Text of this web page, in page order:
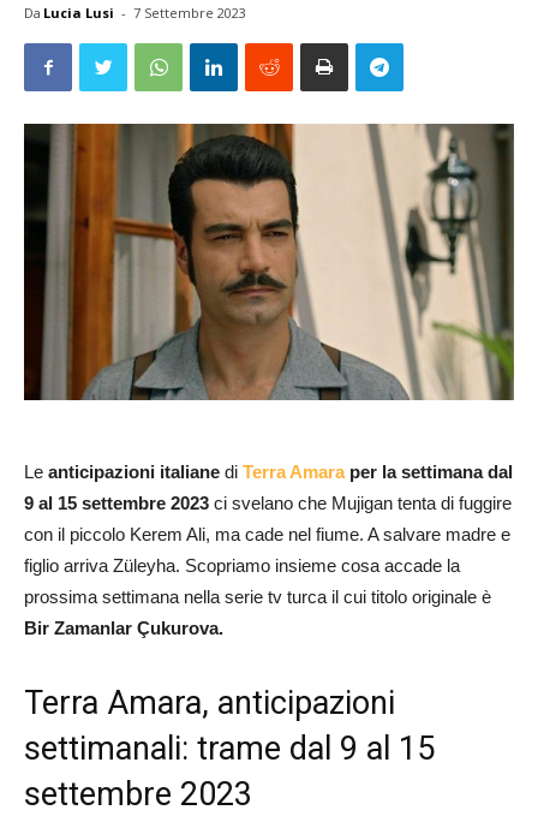
Da Lucia Lusi - 7 Settembre 2023
Le anticipazioni italiane di Terra Amaraper la settimana dal
9 al 15 settembre 2023 ci svelano che Mujigan tenta di fuggire
con il piccolo Kerem Ali, ma cade nel fiume. A salvare madre e
figlio arriva Züleyha. Scopriamo insieme cosa accade la
prossima settimana nella serie tv turca il cui titolo originale è
Bir Zamanlar Çukurova.
Terra Amara, anticipazioni
settimanali: trame dal 9 al 15
settembre 2023